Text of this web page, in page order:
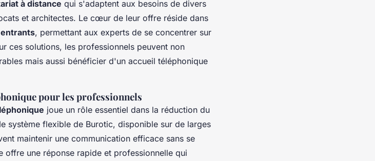
à distance qui s'adaptent aux besoins de divers
et architectes. Le cœur de leur offre réside dans
, permettant aux experts de se concentrer sur
ces solutions, les professionnels peuvent non
mais aussi bénéficier d'un accueil téléphonique
pour les professionnels
joue un rôle essentiel dans la réduction du
système flexible de Burotic, disponible sur de larges
maintenir une communication efficace sans se
offre une réponse rapide et professionnelle qui